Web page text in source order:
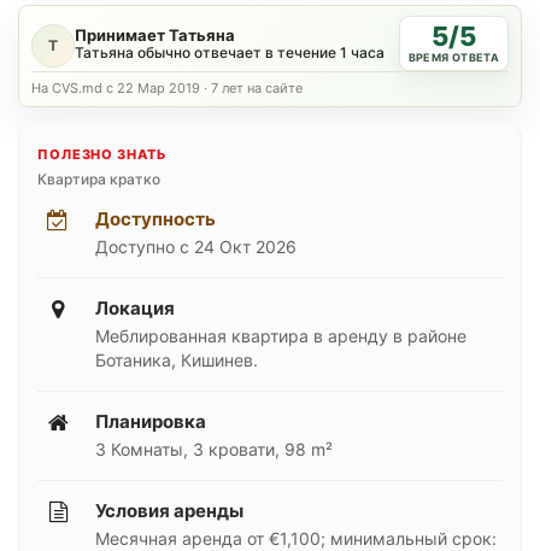
Т
Принимает Татьяна
Татьяна обычно отвечает в течение 1 часа 5/5
ВРЕМЯ ОТВЕТА
На CVS.md с 22 Мар 2019 · 7 лет на сайте
ПОЛЕЗНО ЗНАТЬ
Квартира кратко
Доступность
Доступно с 24 Окт 2026
Локация
Меблированная квартира в аренду в районе
Ботаника, Кишинев.
Планировка
3 Комнаты, 3 кровати, 98 m²
Условия аренды
Месячная аренда от €1,100; минимальный срок: